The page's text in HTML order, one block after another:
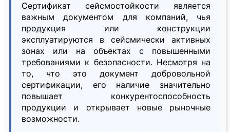
Сертификат сейсмостойкости является
важным документом для компаний, чья
продукция или конструкции
эксплуатируются в сейсмически активных
зонах или на объектах с повышенными
требованиями к безопасности. Несмотря на
то, что это документ добровольной
сертификации, его наличие значительно
повышает конкурентоспособность
продукции и открывает новые рыночные
возможности.